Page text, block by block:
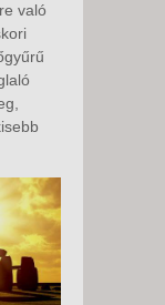
való